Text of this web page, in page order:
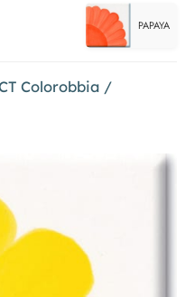
PAPAYA
Colorobbia /